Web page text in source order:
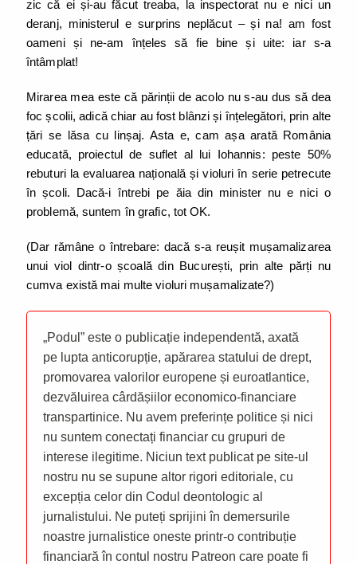
zic că ei și-au făcut treaba, la inspectorat nu e nici un
deranj, ministerul e surprins neplăcut – și na! am fost
oameni și ne-am înțeles să fie bine și uite: iar s-a
întâmplat!
Mirarea mea este că părinții de acolo nu s-au dus să dea
foc școlii, adică chiar au fost blânzi și înțelegători, prin alte
țări se lăsa cu linșaj. Asta e, cam așa arată România
educată, proiectul de suflet al lui Iohannis: peste 50%
rebuturi la evaluarea națională și violuri în serie petrecute
în școli. Dacă-i întrebi pe ăia din minister nu e nici o
problemă, suntem în grafic, tot OK.
(Dar rămâne o întrebare: dacă s-a reușit mușamalizarea
unui viol dintr-o școală din București, prin alte părți nu
cumva există mai multe violuri mușamalizate?)
„Podul” este o publicație independentă, axată
pe lupta anticorupție, apărarea statului de drept,
promovarea valorilor europene și euroatlantice,
dezvăluirea cârdășiilor economico-financiare
transpartinice. Nu avem preferințe politice și nici
nu suntem conectați financiar cu grupuri de
interese ilegitime. Niciun text publicat pe site-ul
nostru nu se supune altor rigori editoriale, cu
excepția celor din Codul deontologic al
jurnalistului. Ne puteți sprijini în demersurile
noastre jurnalistice oneste printr-o contribuție
financiară în contul nostru Patreon care poate fi